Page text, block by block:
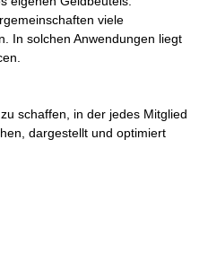
viele
In solchen Anwendungen liegt
schaffen, in der jedes Mitglied
dargestellt und optimiert